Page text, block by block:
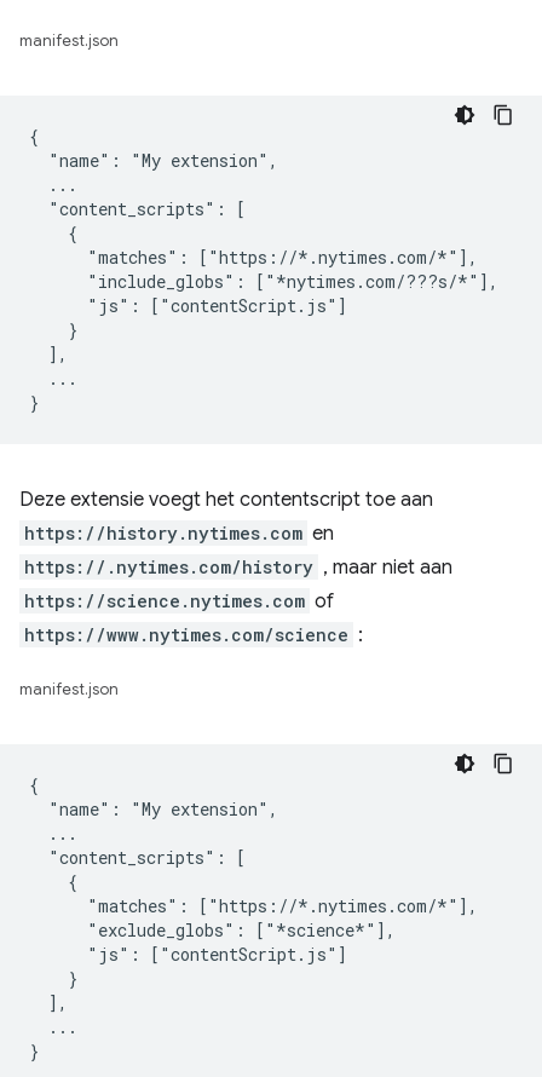
manifest.json
{
  "name": "My extension",
  ...
  "content_scripts": [
    {
      "matches": ["https://*.nytimes.com/*"],
      "include_globs": ["*nytimes.com/???s/*"],
      "js": ["contentScript.js"]
    }
  ],
  ...
Deze extensie voegt het contentscript toe aan
https://history.nytimes.com en
https://.nytimes.com/history , maar niet aan
https://science.nytimes.com of
https://www.nytimes.com/science :
manifest.json
{
  "name": "My extension",
  ...
  "content_scripts": [
    {
      "matches": ["https://*.nytimes.com/*"],
      "exclude_globs": ["*science*"],
      "js": ["contentScript.js"]
    }
  ],
  ...